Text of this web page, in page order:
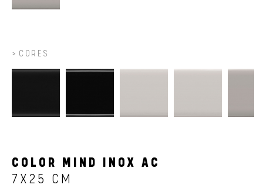
CORES
COLOR MIND INOX AC
7X25 CM